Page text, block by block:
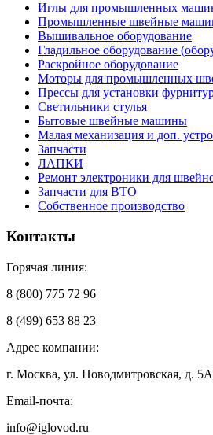
Иглы для промышленных
Промышленные швейные
Вышивальное оборудование
Гладильное оборудование
Раскройное оборудование
Моторы для промышленных
Прессы для установки
Светильники стулья
Бытовые швейные машины
Малая механизация и доп.
Запчасти
ЛАПКИ
Ремонт электроники для
Запчасти для ВТО
Собственное производство
Контакты
Горячая линия:
8 (800) 775 72 96
8 (499) 653 88 23
Адрес компании:
г. Москва, ул. Новодмитровская, д.
Email-почта:
info@iglovod.ru